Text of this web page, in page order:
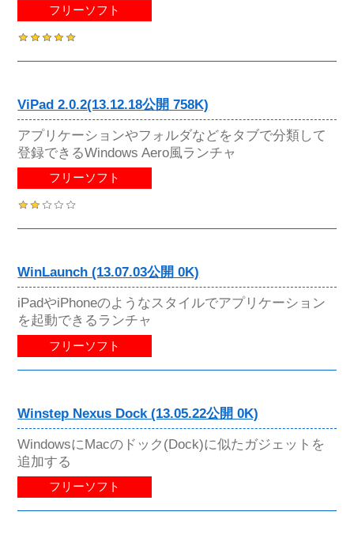
フリーソフト
ViPad 2.0.2(13.12.18公開 758K)
アプリケーションやフォルダなどをタブで分類して
登録できるWindows Aero風ランチャ
フリーソフト
WinLaunch (13.07.03公開 0K)
iPadやiPhoneのようなスタイルでアプリケーション
を起動できるランチャ
フリーソフト
Winstep Nexus Dock (13.05.22公開 0K)
WindowsにMacのドック(Dock)に似たガジェットを
追加する
フリーソフト